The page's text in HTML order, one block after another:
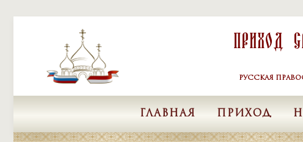
Приход
РУССКАЯ
ГЛАВНАЯ ПРИХОД